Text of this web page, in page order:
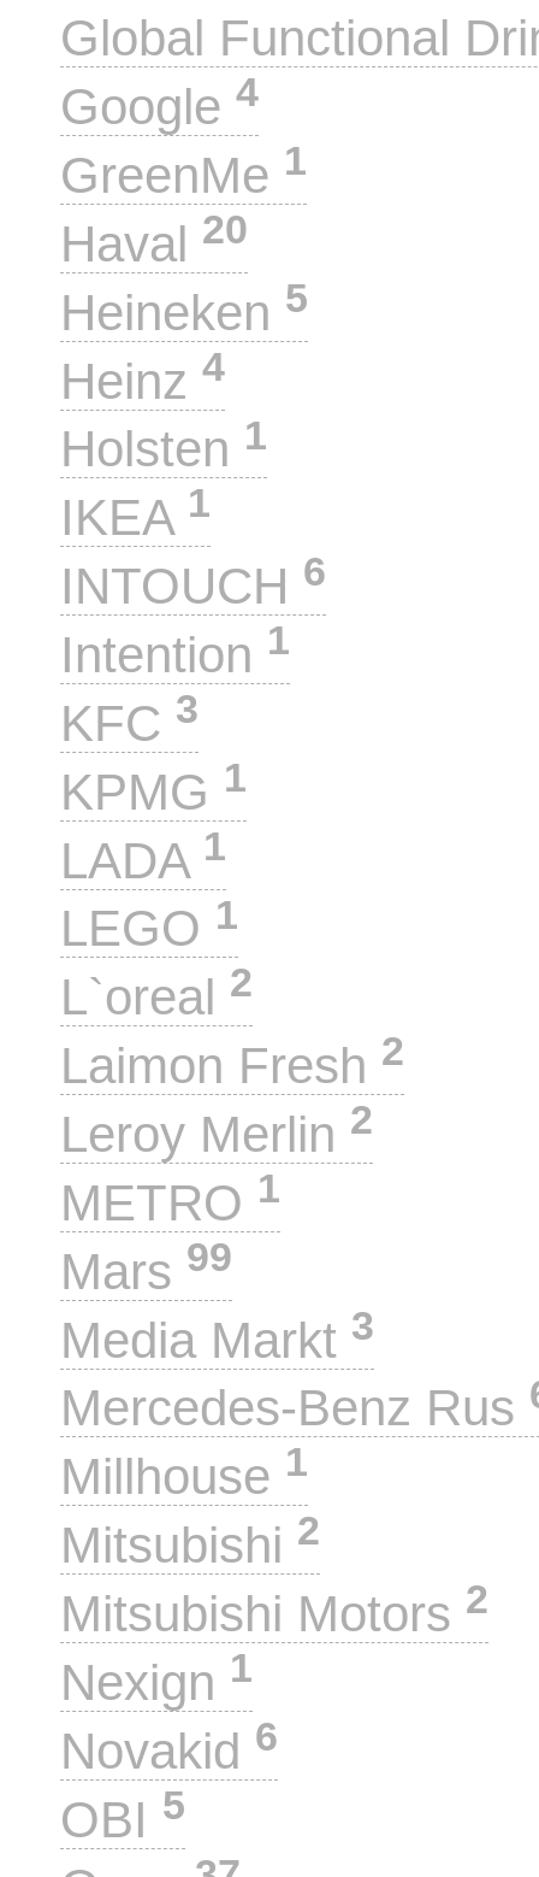
Global Functional
Google 4
GreenMe 1
Haval 20
Heineken 5
Heinz 4
Holsten 1
IKEA 1
INTOUCH 6
Intention 1
KFC 3
KPMG 1
LADA 1
LEGO 1
L`oreal 2
Laimon Fresh 2
Leroy Merlin 2
METRO 1
Mars 99
Media Markt 3
Mercedes-Benz Rus
Millhouse 1
Mitsubishi 2
Mitsubishi Motors 2
Nexign 1
Novakid 6
OBI 5